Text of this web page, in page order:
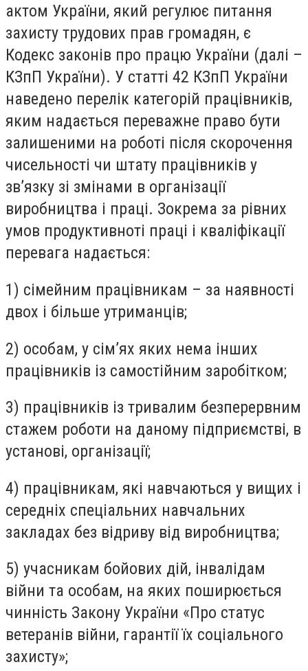
актом України, який регулює питання
захисту трудових прав громадян, є
Кодекс законів про працю України (далі –
КЗпП України). У статті 42 КЗпП України
наведено перелік категорій працівників,
яким надається переважне право бути
залишеними на роботі після скорочення
чисельності чи штату працівників у
зв’язку зі змінами в організації
виробництва і праці. Зокрема за рівних
умов продуктивноті праці і кваліфікації
перевага надається:
1) сімейним працівникам – за наявності
двох і більше утриманців;
2) особам, у сім’ях яких нема інших
працівників із самостійним заробітком;
3) працівників із тривалим безперервним
стажем роботи на даному підприємстві, в
установі, організації;
4) працівникам, які навчаються у вищих і
середніх спеціальних навчальних
закладах без відриву від виробництва;
5) учасникам бойових дій, інвалідам
війни та особам, на яких поширюється
чинність Закону України «Про статус
ветеранів війни, гарантії їх соціального
захисту»;